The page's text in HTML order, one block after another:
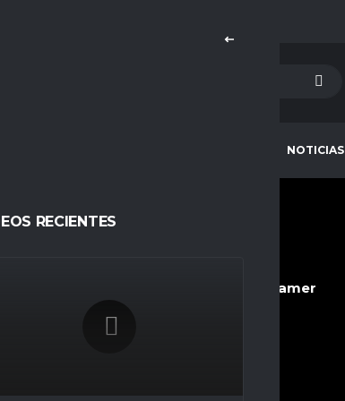
NOTICIAS
RECIENTES
MRPIPEE_
Espacio Gamer
Temporada 23